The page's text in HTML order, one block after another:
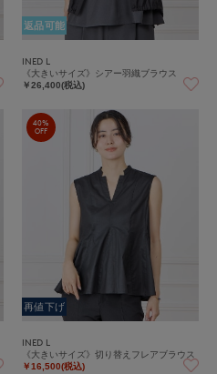
返品可能
INED L
《大きいサイズ》シアー羽織ブラウス
￥26,400(税込)
40%
OFF
再値下げ
INED L
《大きいサイズ》切り替えフレアブラウス
￥16,500(税込)